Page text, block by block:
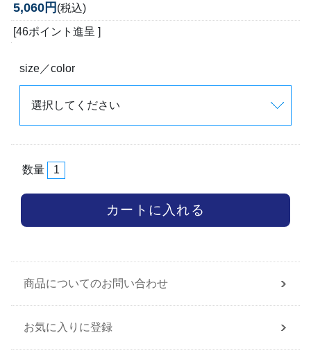
5,060円 (税込)
[46ポイント進呈 ]
size／color
数量
商品についてのお問い合わせ
お気に入りに登録